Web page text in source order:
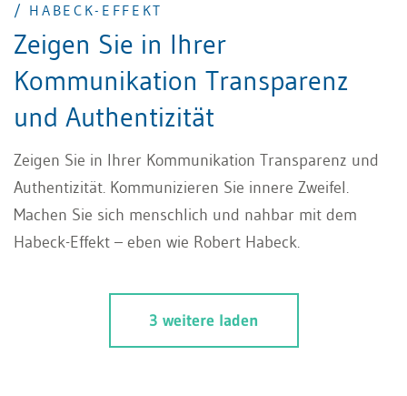
/ HABECK-EFFEKT
Zeigen Sie in Ihrer
Kommunikation Transparenz
und Authentizität
Zeigen Sie in Ihrer Kommunikation Transparenz und
Authentizität. Kommunizieren Sie innere Zweifel.
Machen Sie sich menschlich und nahbar mit dem
Habeck-Effekt – eben wie Robert Habeck.
3 weitere laden